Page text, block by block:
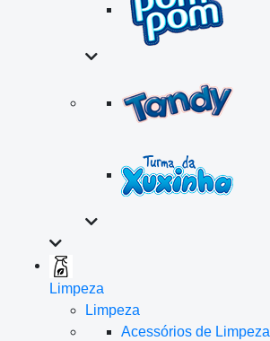
Limpeza
Limpeza
Acessórios de Limpeza